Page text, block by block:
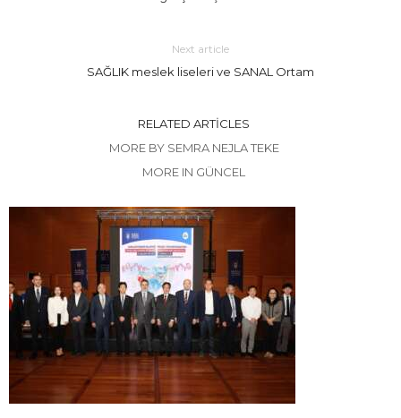
Next article
SAĞLIK meslek liseleri ve SANAL Ortam
RELATED ARTICLES
MORE BY SEMRA NEJLA TEKE
MORE IN GÜNCEL